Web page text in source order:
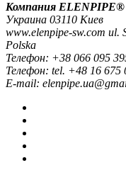
Компания ELENPIPE®
Украина 03110 Киев
www.elenpipe-sw.com ul.
Polska
Телефон: +38 066 095
Телефон: tel. +48 16 675
E-mail: